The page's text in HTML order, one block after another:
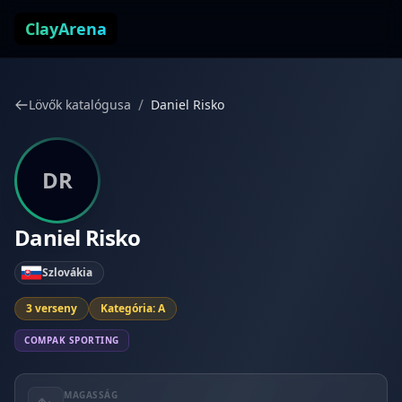
ClayArena
Lövők katalógusa / Daniel Risko
DR
Daniel Risko
Szlovákia
3 verseny Kategória: A
COMPAK SPORTING
MAGASSÁG